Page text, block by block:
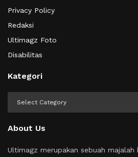
Privacy Policy
Redaksi
Ultimagz Foto
Disabilitas
Kategori
About Us
Ultimagz merupakan sebuah majalah